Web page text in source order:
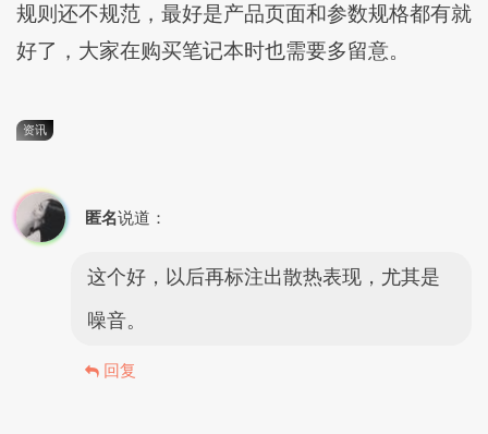
规则还不规范，最好是产品页面和参数规格都有就
好了，大家在购买笔记本时也需要多留意。
资讯
匿名说道：
这个好，以后再标注出散热表现，尤其是
噪音。
回复